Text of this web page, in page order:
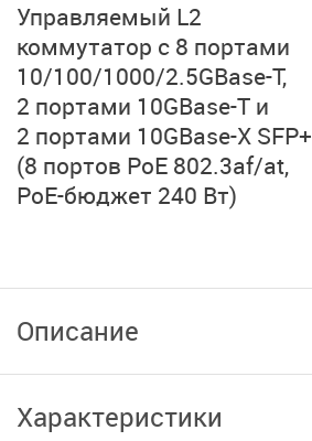
Управляемый L2
коммутатор с 8 портами
10/100/1000/2.5GBase-T,
2 портами 10GBase-T и
2 портами 10GBase-X SFP+
(8 портов PoE 802.3af/at,
PoE-бюджет 240 Вт)
Описание
Характеристики